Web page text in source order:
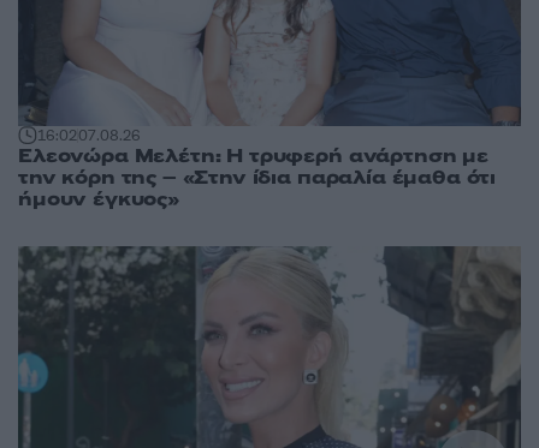
16:0207.08.26
Ελεονώρα Μελέτη: Η τρυφερή ανάρτηση με
την κόρη της – «Στην ίδια παραλία έμαθα ότι
ήμουν έγκυος»